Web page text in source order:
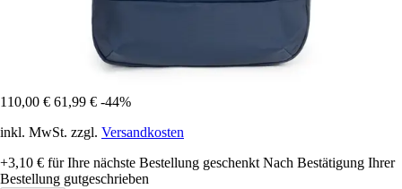
110,00 € 61,99 € -44%
inkl. MwSt. zzgl. Versandkosten
+3,10 € für Ihre nächste Bestellung geschenkt Nach Bestätigung Ihrer
Bestellung gutgeschrieben